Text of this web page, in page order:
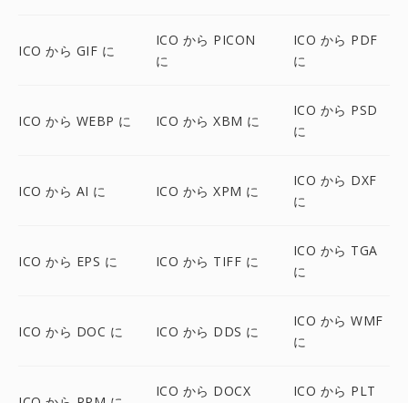
ICO から GIF に
ICO から PICON
に
ICO から PDF
に
ICO から WEBP に ICO から XBM に
ICO から PSD
に
ICO から AI に ICO から XPM に
ICO から DXF
に
ICO から EPS に ICO から TIFF に
ICO から TGA
に
ICO から DOC に ICO から DDS に
ICO から WMF
に
ICO から DOCX ICO から PLT